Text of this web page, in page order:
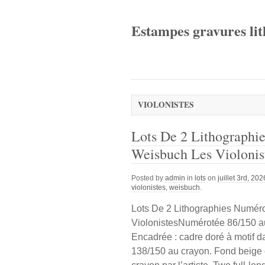
Estampes gravures
VIOLONISTES
Lots De 2
Weisbuch Les
Posted by admin in lots on juillet 3rd,
violonistes, weisbuch.
Lots De 2 Lithographies
ViolonistesNumérotée 86/150
Encadrée : cadre doré à motif
138/150 au crayon. Fond